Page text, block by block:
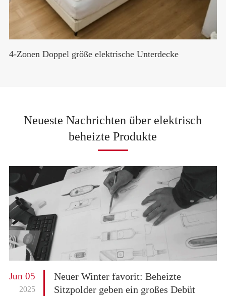
4-Zonen Doppel größe elektrische Unterdecke
Neueste Nachrichten über elektrisch
beheizte Produkte
Jun 05
2025
Neuer Winter favorit: Beheizte
Sitzpolder geben ein großes Debüt